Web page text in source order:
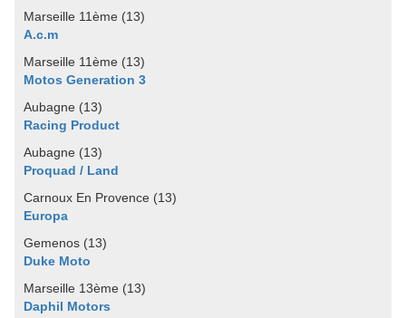
Marseille 11ème (13)
A.c.m
Marseille 11ème (13)
Motos Generation 3
Aubagne (13)
Racing Product
Aubagne (13)
Proquad / Land
Carnoux En Provence (13)
Europa
Gemenos (13)
Duke Moto
Marseille 13ème (13)
Daphil Motors